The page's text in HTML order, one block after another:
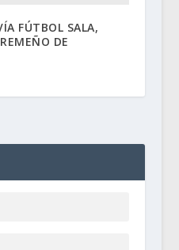
FÚTBOL SALA,
DE